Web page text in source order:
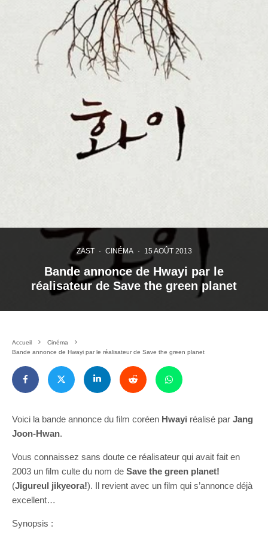
ZAST · CINÉMA · 15 AOÛT 2013
Bande annonce de Hwayi par le
réalisateur de Save the green planet
Accueil
Cinéma
Bande annonce de Hwayi par le réalisateur de Save the green planet
Voici la bande annonce du film coréen Hwayi réalisé par Jang
Joon-Hwan.
Vous connaissez sans doute ce réalisateur qui avait fait en
2003 un film culte du nom de Save the green planet!
(Jigureul jikyeora!). Il revient avec un film qui s’annonce déjà
excellent…
Synopsis :